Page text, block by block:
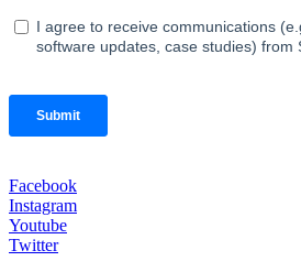
Facebook
Instagram
Youtube
Twitter